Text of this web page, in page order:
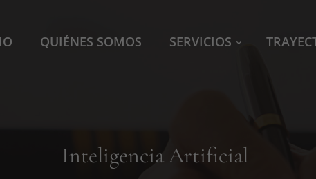
QUIÉNES SOMOS SERVICIOS
Inteligencia Artificial